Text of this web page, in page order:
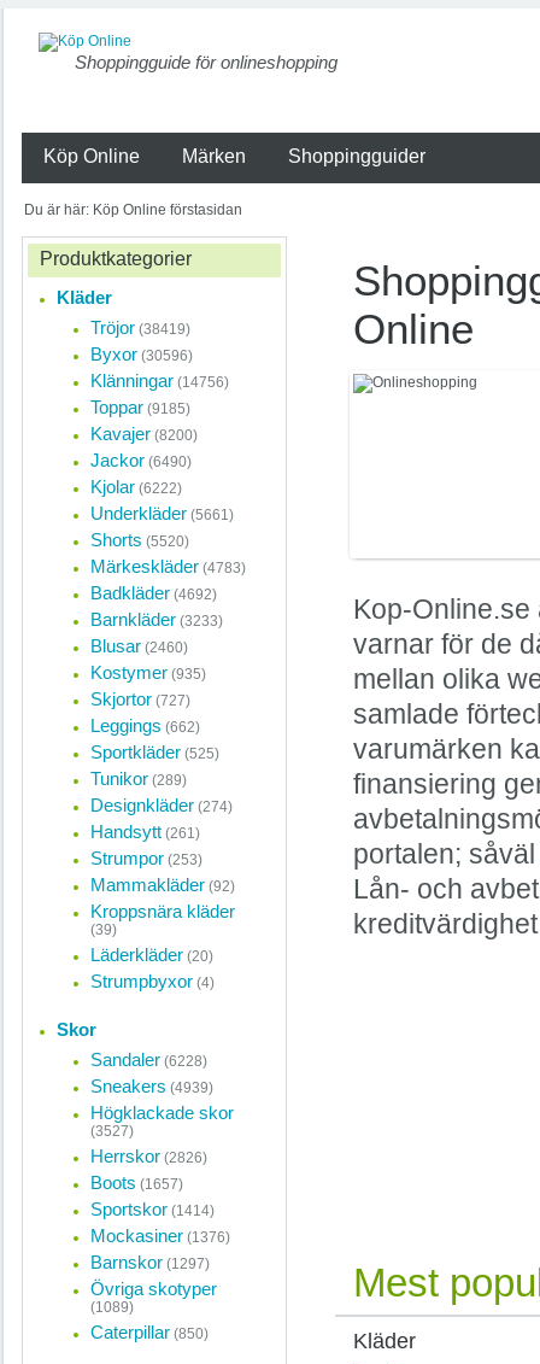
Shoppingguide för onlineshopping
Köp Online Märken Shoppingguider
Du är här: Köp Online förstasidan
Online
Kop-
varnar för de
mellan olika
samlade
varumärken
finansiering
portalen;
Lån- och
Mest
Kläder
Produktkategorier
Kläder
Tröjor (38419)
Byxor (30596)
Klänningar (14756)
Toppar (9185)
Kavajer (8200)
Jackor (6490)
Kjolar (6222)
Underkläder (5661)
Shorts (5520)
Märkeskläder (4783)
Badkläder (4692)
Barnkläder (3233)
Blusar (2460)
Kostymer (935)
Skjortor (727)
Leggings (662)
Sportkläder (525)
Tunikor (289)
Designkläder (274)
Handsytt (261)
Strumpor (253)
Mammakläder (92)
Kroppsnära kläder
(39)
Läderkläder (20)
Strumpbyxor (4)
Skor
Sandaler (6228)
Sneakers (4939)
Högklackade skor
(3527)
Herrskor (2826)
Boots (1657)
Sportskor (1414)
Mockasiner (1376)
Barnskor (1297)
Övriga skotyper
(1089)
Caterpillar (850)